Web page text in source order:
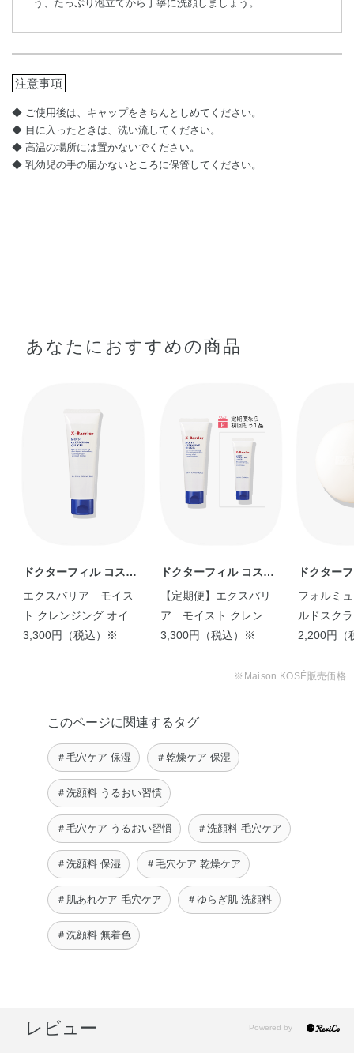
う、たっぷり泡立てから丁寧に洗顔しましょう。
注意事項
ご使用後は、キャップをきちんとしめてください。
目に入ったときは、洗い流してください。
高温の場所には置かないでください。
乳幼児の手の届かないところに保管してください。
あなたにおすすめの商品
ドクターフィル コスメ
ティクス
エクスバリア モイス
ト クレンジング オイル
ジェル
3,300円（税込）※
ドクターフィル コスメ
ティクス
【定期便】エクスバリ
ア モイスト クレンジ
ング オイルジェル
3,300円（税込）※
ドクター
ティクス
フォルミ
ルドスク
2,200円（
※Maison KOSÉ販売価格
このページに関連するタグ
＃毛穴ケア 保湿 ＃乾燥ケア 保湿
＃洗顔料 うるおい習慣
＃毛穴ケア うるおい習慣 ＃洗顔料 毛穴ケア
＃洗顔料 保湿 ＃毛穴ケア 乾燥ケア
＃肌あれケア 毛穴ケア ＃ゆらぎ肌 洗顔料
＃洗顔料 無着色
レビュー